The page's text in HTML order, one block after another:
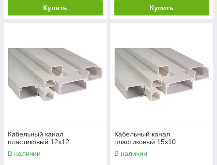
Купить Купить
Кабельный канал
пластиковый 12х12
В наличии
Кабельный канал
пластиковый 15х10
В наличии